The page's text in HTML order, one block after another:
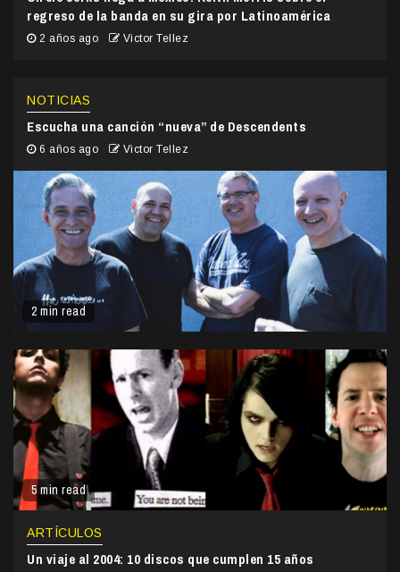
regreso de la banda en su gira por Latinoamérica
2 años ago Victor Tellez
2 min read
NOTICIAS
Escucha una canción “nueva” de Descendents
6 años ago Victor Tellez
5 min read
ARTÍCULOS
Un viaje al 2004: 10 discos que cumplen 15 años